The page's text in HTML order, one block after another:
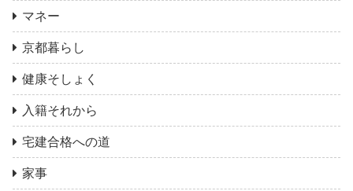
マネー
京都暮らし
健康そしょく
入籍それから
宅建合格への道
家事